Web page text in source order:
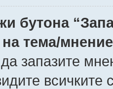
бутона
тема/
запазите
всичките